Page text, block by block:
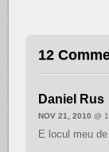
12
Daniel Rus
NOV 21, 2010 @
E locul meu